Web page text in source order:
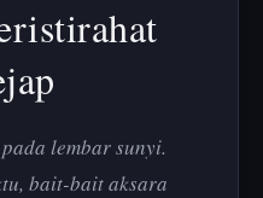
lembar sunyi.
bait-bait aksara